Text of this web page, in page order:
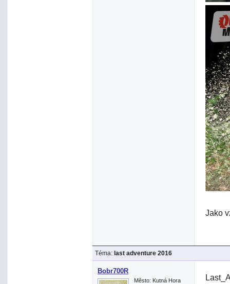
Jako
Téma: last adventure 2016
Bobr700R
Město: Kutná Hora